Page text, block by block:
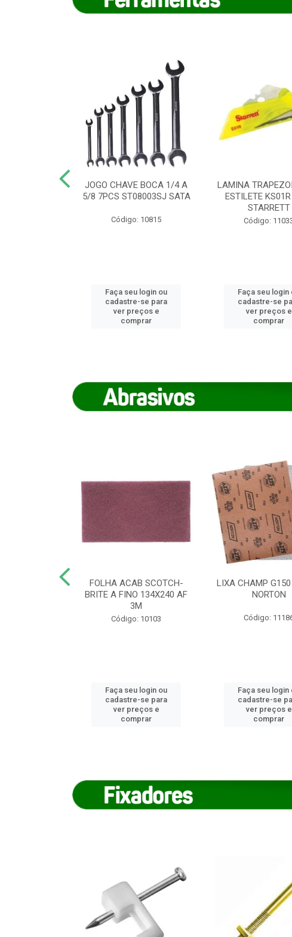
JOGO CHAVE BOCA 1/4 A
5/8 7PCS ST08003SJ SATA
Código: 10815
Faça seu login ou
cadastre-se para
ver preços e
comprar
LAMINA
ESTILETE
STARRETT
Código:
Faça seu login
cadastre-se
ver preços e
comprar
FOLHA ACAB SCOTCH-
BRITE A FINO 134X240 AF
3M
Código: 10103
Faça seu login ou
cadastre-se para
ver preços e
comprar
LIXA CHAMP
NORTON
Código:
Faça seu login
cadastre-se
ver preços e
comprar